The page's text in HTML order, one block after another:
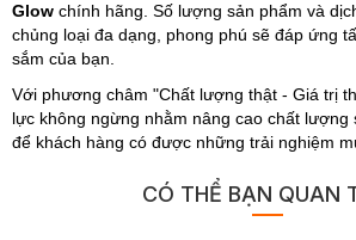
Glow chính hãng. Số lượng sản phẩm và
chủng loại đa dạng, phong phú sẽ đáp ứng
sắm của bạn.
Với phương châm "Chất lượng thật - Giá trị
lực không ngừng nhằm nâng cao chất lượng
để khách hàng có được những trải nghiệm
CÓ THỂ BẠN QUAN